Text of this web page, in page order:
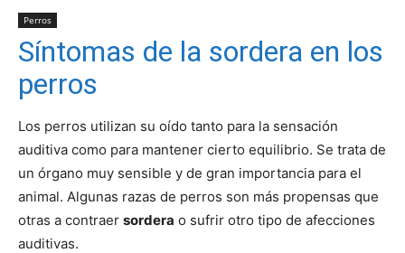
Perros
–
Razas
Perros
Síntomas de la sordera en los
perros
Los perros utilizan su oído tanto para la sensación
auditiva como para mantener cierto equilibrio. Se trata de
un órgano muy sensible y de gran importancia para el
animal. Algunas razas de perros son más propensas que
otras a contraer sordera o sufrir otro tipo de afecciones
auditivas.